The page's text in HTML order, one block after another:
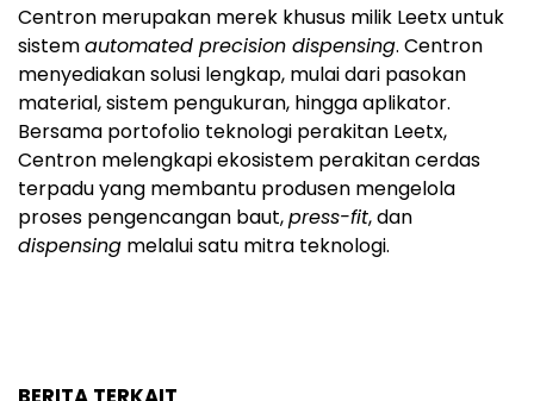
Centron merupakan merek khusus milik Leetx untuk
sistemautomated precision dispensing. Centron
menyediakan solusi lengkap, mulai dari pasokan
material, sistem pengukuran, hingga aplikator.
Bersama portofolio teknologi perakitan Leetx,
Centron melengkapi ekosistem perakitan cerdas
terpadu yang membantu produsen mengelola
proses pengencangan baut,press-fit, dan
dispensing melalui satu mitra teknologi.